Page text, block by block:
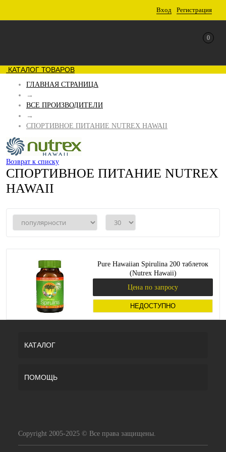
Вход Регистрация
0
КАТАЛОГ ТОВАРОВ
ГЛАВНАЯ СТРАНИЦА
→
ВСЕ ПРОИЗВОДИТЕЛИ
→
СПОРТИВНОЕ ПИТАНИЕ NUTREX HAWAII
Возврат к списку
СПОРТИВНОЕ ПИТАНИЕ NUTREX
HAWAII
Pure Hawaiian Spirulina 200 таблеток
(Nutrex Hawaii)
Цена по запросу
НЕДОСТУПНО
КАТАЛОГ
ПОМОЩЬ
Copyright 2005-2025 © Все права защищены.